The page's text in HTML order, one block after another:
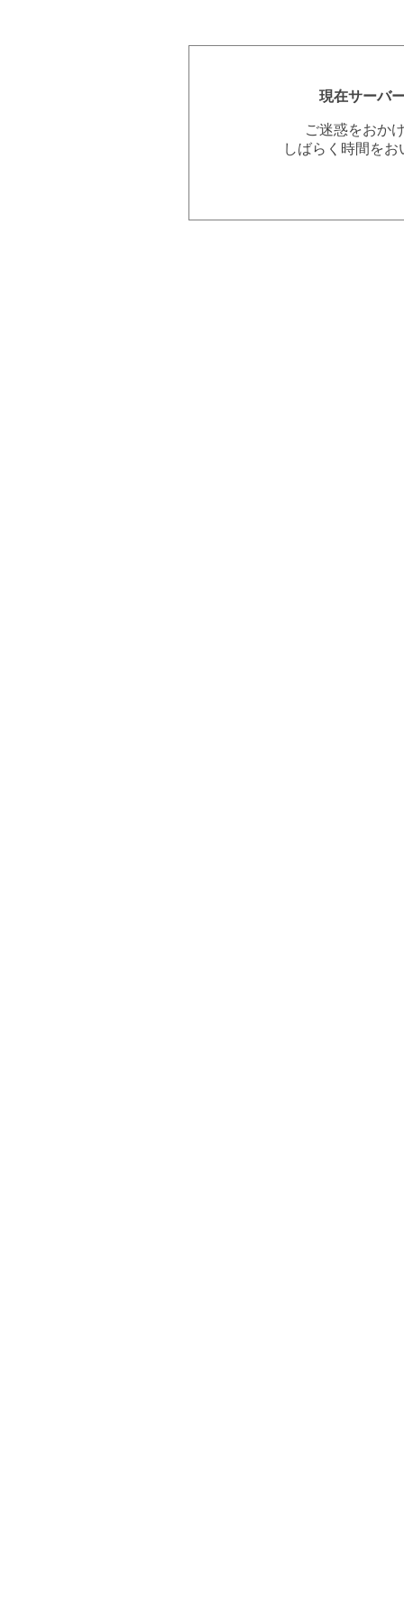
現在サーバ
ご迷惑をおか
しばらく時間を